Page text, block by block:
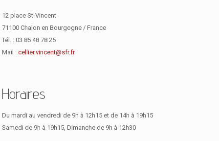
12 place St-Vincent
71100 Chalon en Bourgogne / France
Tél. : 03 85 48 78 25
Mail :cellier.vincent@sfr.fr
Horaires
Du mardi au vendredi de 9h à 12h15 et de 14h à 19h15
Samedi de 9h à 19h15, Dimanche de 9h à 12h30